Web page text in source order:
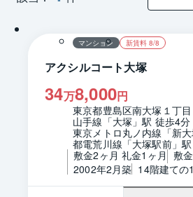
1 / 0
マンション 新賃料 8/8
アクシルコート大塚
34万8,000円
東京都豊島区南大塚１丁目
山手線「大塚」駅 徒歩4分
東京メトロ丸ノ内線「新
都電荒川線「大塚駅前」
敷金2ヶ月 礼金1ヶ月 敷
2002年2月築 14階建ての